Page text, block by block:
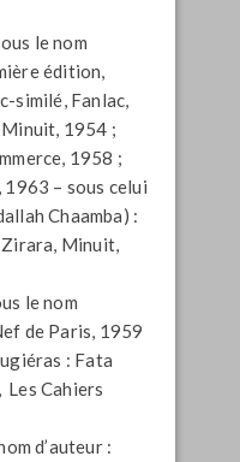
le nom
édition,
similé, Fanlac,
1954 ;
1958 ;
– sous celui
Chaamba) :
Minuit,
le nom
de Paris, 1959
: Fata
Cahiers
d’auteur :